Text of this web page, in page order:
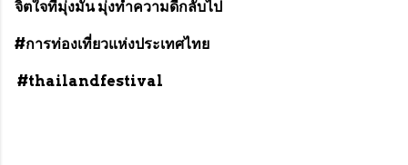
จิตใจที่มุ่งมั่นมุ่งทำความดีกลับไป
#การท่องเที่ยวแห่งประเทศไทย
#thailandfestival